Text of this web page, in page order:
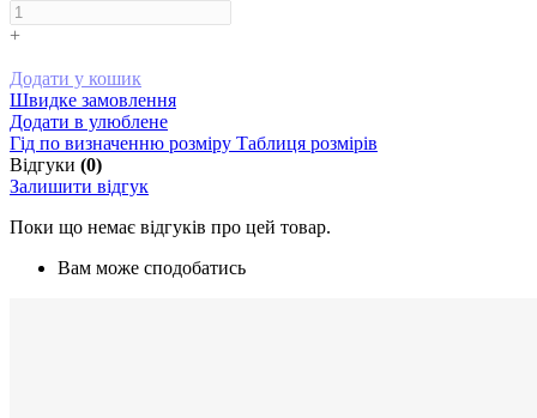
+
Додати у кошик
Швидке замовлення
Додати в улюблене
Гід по визначенню розміру Таблиця розмірів
Відгуки (0)
Залишити відгук
Поки що немає відгуків про цей товар.
Вам може сподобатись